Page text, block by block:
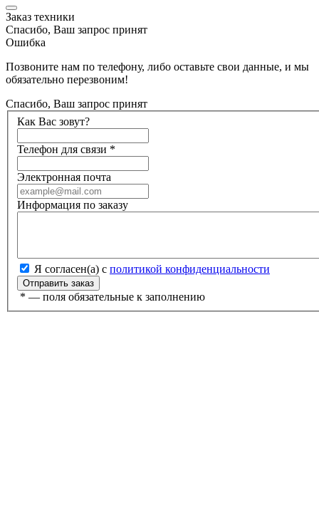
Заказ техники
Спасибо, Ваш запрос принят
Ошибка
Позвоните нам по телефону, либо оставьте свои данные, и мы
обязательно перезвоним!
Спасибо, Ваш запрос принят
Как Вас зовут?
Телефон для связи *
Электронная почта
Информация по заказу
Я согласен(а) с политикой конфиденциальности
* — поля обязательные к заполнению